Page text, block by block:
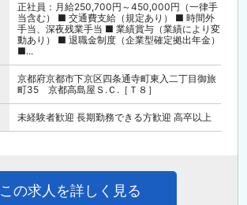
正社員：月給250,700円～450,000円（一律手
当含む） ■ 交通費支給（規定あり） ■ 時間外
手当、深夜残業手当 ■ 業績賞与（業績により変
動あり） ■ 退職金制度（企業型確定拠出年金）
■...
京都府京都市下京区四条通寺町東入二丁目御旅
町35 京都高島屋Ｓ.Ｃ.［Ｔ８］
未経験者歓迎 長期勤務できる方歓迎 高卒以上
この求人を詳しく見る